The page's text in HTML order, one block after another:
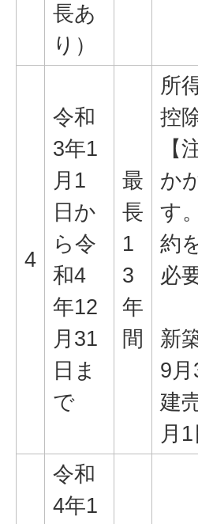
長あ
り）
4
令和
3年1
月1
日か
ら令
和4
年12
月31
日ま
で
最
長
1
3
年
間
所
控
【
か
す
約
必
新
9
建
月
令和
4年1